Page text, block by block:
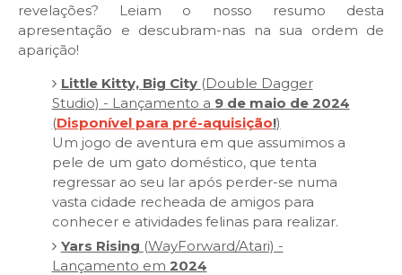
revelações? Leiam o nosso resumo desta
apresentação e descubram-nas na sua ordem de
aparição!
Little Kitty, Big City (Double Dagger
Studio) - Lançamento a 9 de maio de 2024
(Disponível para pré-aquisição!)
Um jogo de aventura em que assumimos a
pele de um gato doméstico, que tenta
regressar ao seu lar após perder-se numa
vasta cidade recheada de amigos para
conhecer e atividades felinas para realizar.
Yars Rising (WayForward/Atari) -
Lançamento em 2024